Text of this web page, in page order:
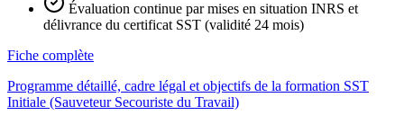
Évaluation continue par mises en situation INRS et
délivrance du certificat SST (validité 24 mois)
Fiche complète
Programme détaillé, cadre légal et objectifs de la formation SST
Initiale (Sauveteur Secouriste du Travail)